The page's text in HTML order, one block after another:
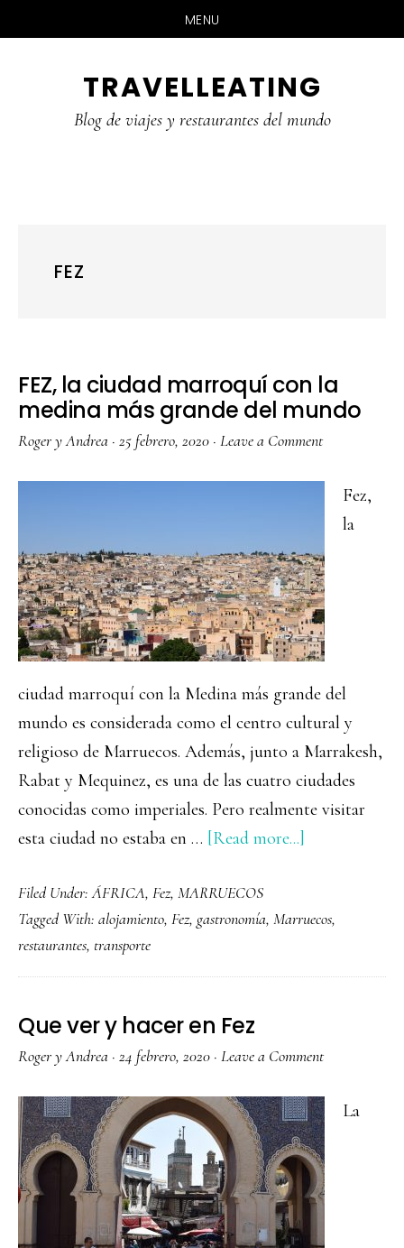
MENU
TRAVELLEATING
Blog de viajes y restaurantes del mundo
FEZ
FEZ, la ciudad marroquí con la
medina más grande del mundo
Roger y Andrea · 25 febrero, 2020 · Leave a Comment
Fez,
la
ciudad marroquí con la Medina más grande del
mundo es considerada como el centro cultural y
religioso de Marruecos. Además, junto a Marrakesh,
Rabat y Mequinez, es una de las cuatro ciudades
conocidas como imperiales. Pero realmente visitar
esta ciudad no estaba en … [Read more...]
ciudad
con
más
grande
del
mundo
Filed Under:ÁFRICA, Fez, MARRUECOS
Tagged With: alojamiento, Fez, gastronomía, Marruecos,
restaurantes, transporte
Que ver y hacer en Fez
Roger y Andrea · 24 febrero, 2020 · Leave a Comment
La